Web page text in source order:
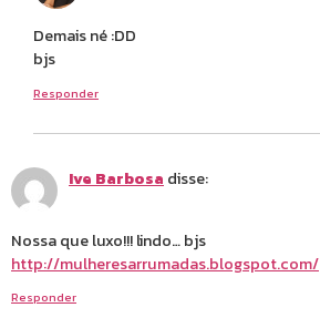
Demais né :DD
bjs
Responder
Ive Barbosa disse:
Nossa que luxo!!! lindo… bjs
http://mulheresarrumadas.blogspot.com/
Responder